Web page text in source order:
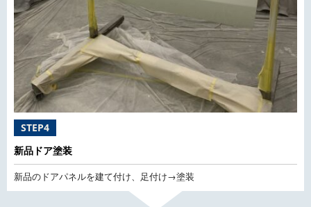
STEP4
新品ドア塗装
新品のドアパネルを建て付け、足付け→塗装